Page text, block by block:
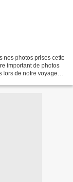
nos photos prises cette
important de photos
lors de notre voyage